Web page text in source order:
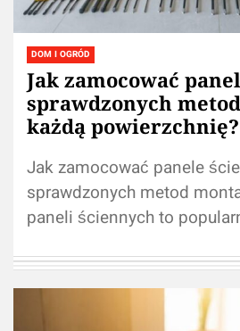
DOM I OGRÓD
Jak zamocować
sprawdzonych
każdą powierzchnię?
Jak zamocować panele
sprawdzonych metod
paneli ściennych to
odświeżyć wygląd
Prawidłowo...